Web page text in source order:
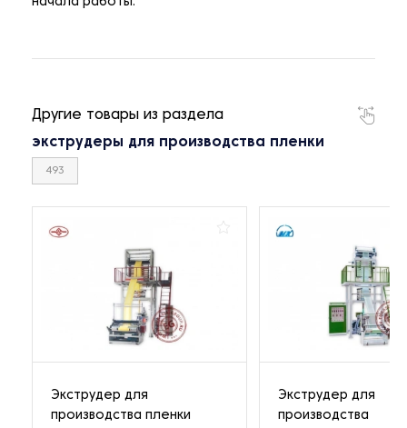
начала работы.
Другие товары из раздела
экструдеры для производства пленки
493
Экструдер для
производства пленки
Экструдер для
производства